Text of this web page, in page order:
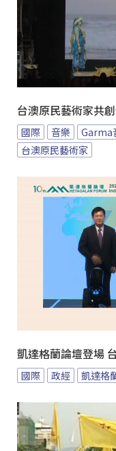
台澳原民藝術家共
國際 音樂 Garma
台澳原民藝術家
凱達格蘭論壇登場
國際 政經 凱達格